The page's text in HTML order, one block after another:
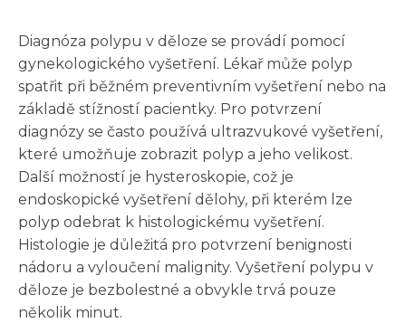
Diagnóza polypu v děloze se provádí pomocí
gynekologického vyšetření. Lékař může polyp
spatřit při běžném preventivním vyšetření nebo na
základě stížností pacientky. Pro potvrzení
diagnózy se často používá ultrazvukové vyšetření,
které umožňuje zobrazit polyp a jeho velikost.
Další možností je hysteroskopie, což je
endoskopické vyšetření dělohy, při kterém lze
polyp odebrat k histologickému vyšetření.
Histologie je důležitá pro potvrzení benignosti
nádoru a vyloučení malignity. Vyšetření polypu v
děloze je bezbolestné a obvykle trvá pouze
několik minut.